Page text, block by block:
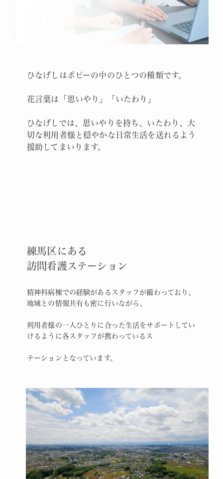
ひなげしはポピーの中のひとつの種類です。
花言葉は「思いやり」「いたわり」
ひなげしでは、思いやりを持ち、いたわり、大
切な利用者様と穏やかな日常生活を送れるよう
援助してまいります。
練馬区にある
訪問看護ステーション
精神科病棟での経験があるスタッフが備わっており、
地域との情報共有も密に行いながら、
利用者様の一人ひとりに合った生活をサポートしてい
けるように各スタッフが携わっているス
テーションとなっています。